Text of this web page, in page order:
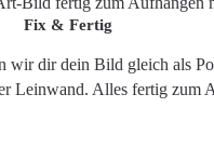
Fix & Fertig
wir dir dein Bild gleich als
Leinwand. Alles fertig zum